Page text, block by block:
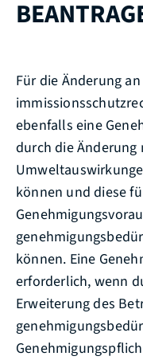
Für die Änderung
ebenfalls eine
durch die Änderung
können und diese
können. Eine
erforderlich, wenn
Erweiterung des